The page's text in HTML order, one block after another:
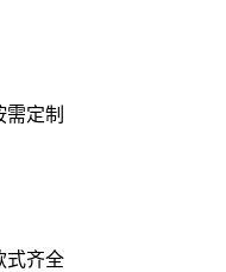
定制
式齐全